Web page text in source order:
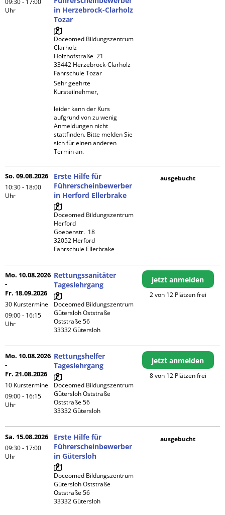
09:30 - 17:00
Uhr
in Herzebrock-Clarholz
Tozar
Doceomed Bildungszentrum
Clarholz
Holzhofstraße  21
33442 Herzebrock-Clarholz
Fahrschule Tozar
Sehr geehrte
Kursteilnehmer,
leider kann der Kurs
aufgrund von zu wenig
Anmeldungen nicht
stattfinden. Bitte melden Sie
sich für einen anderen
Termin an.
So. 09.08.2026
10:30 - 18:00
Uhr
Erste Hilfe für
Führerscheinbewerber
in Herford Ellerbrake
Doceomed Bildungszentrum
Herford
Goebenstr.  18
32052 Herford
Fahrschule Ellerbrake
ausgebucht
Mo. 10.08.2026
-
Fr. 18.09.2026
30 Kurstermine
09:00 - 16:15
Uhr
Rettungssanitäter
Tageslehrgang
Doceomed Bildungszentrum
Gütersloh Oststraße
Oststraße 56
jetzt anmelden
2 von 12 Plätzen frei
Mo. 10.08.2026
-
Fr. 21.08.2026
10 Kurstermine
09:00 - 16:15
Uhr
Rettungshelfer
Tageslehrgang
Doceomed Bildungszentrum
Gütersloh Oststraße
Oststraße 56
jetzt anmelden
8 von 12 Plätzen frei
Sa. 15.08.2026
09:30 - 17:00
Uhr
Erste Hilfe für
Führerscheinbewerber
in Gütersloh
Doceomed Bildungszentrum
Gütersloh Oststraße
Oststraße 56
ausgebucht